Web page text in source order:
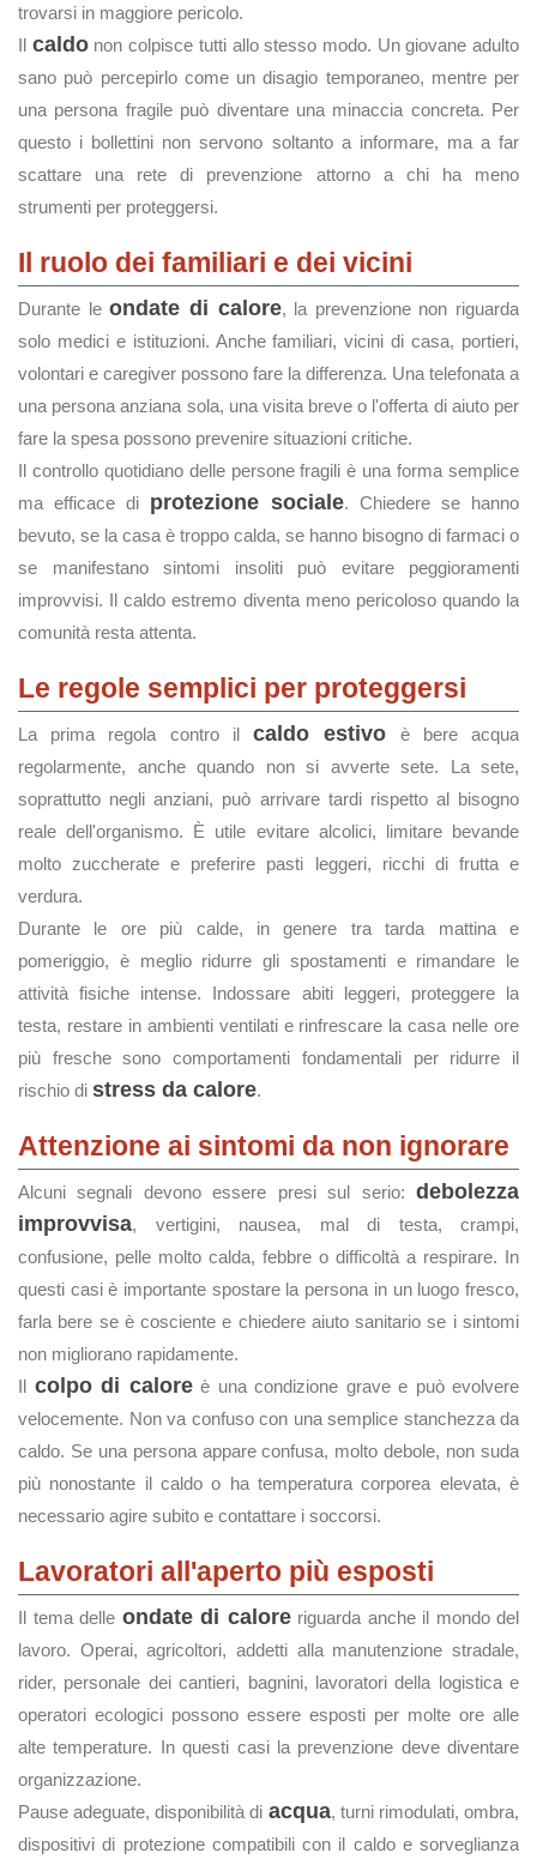
trovarsi in maggiore pericolo.
Il caldonon colpisce tutti allo stesso modo. Un giovane adulto
sano può percepirlo come un disagio temporaneo, mentre per
una persona fragile può diventare una minaccia concreta. Per
questo i bollettini non servono soltanto a informare, ma a far
scattare una rete di prevenzione attorno a chi ha meno
strumenti per proteggersi.
Il ruolo dei familiari e dei vicini
Durante leondate di calore, la prevenzione non riguarda
solo medici e istituzioni. Anche familiari, vicini di casa, portieri,
volontari e caregiver possono fare la differenza. Una telefonata a
una persona anziana sola, una visita breve o l'offerta di aiuto per
fare la spesa possono prevenire situazioni critiche.
Il controllo quotidiano delle persone fragili è una forma semplice
ma efficace di protezione sociale. Chiedere se hanno
bevuto, se la casa è troppo calda, se hanno bisogno di farmaci o
se manifestano sintomi insoliti può evitare peggioramenti
improvvisi. Il caldo estremo diventa meno pericoloso quando la
comunità resta attenta.
Le regole semplici per proteggersi
La prima regola contro ilcaldo estivo è bere acqua
regolarmente, anche quando non si avverte sete. La sete,
soprattutto negli anziani, può arrivare tardi rispetto al bisogno
reale dell'organismo. È utile evitare alcolici, limitare bevande
molto zuccherate e preferire pasti leggeri, ricchi di frutta e
verdura.
Durante le ore più calde, in genere tra tarda mattina e
pomeriggio, è meglio ridurre gli spostamenti e rimandare le
attività fisiche intense. Indossare abiti leggeri, proteggere la
testa, restare in ambienti ventilati e rinfrescare la casa nelle ore
più fresche sono comportamenti fondamentali per ridurre il
rischio di stress da calore.
Attenzione ai sintomi da non ignorare
Alcuni segnali devono essere presi sul serio: debolezza
improvvisa, vertigini, nausea, mal di testa, crampi,
confusione, pelle molto calda, febbre o difficoltà a respirare. In
questi casi è importante spostare la persona in un luogo fresco,
farla bere se è cosciente e chiedere aiuto sanitario se i sintomi
non migliorano rapidamente.
Il colpo di caloreè una condizione grave e può evolvere
velocemente. Non va confuso con una semplice stanchezza da
caldo. Se una persona appare confusa, molto debole, non suda
più nonostante il caldo o ha temperatura corporea elevata, è
necessario agire subito e contattare i soccorsi.
Lavoratori all'aperto più esposti
Il tema delle ondate di caloreriguarda anche il mondo del
lavoro. Operai, agricoltori, addetti alla manutenzione stradale,
rider, personale dei cantieri, bagnini, lavoratori della logistica e
operatori ecologici possono essere esposti per molte ore alle
alte temperature. In questi casi la prevenzione deve diventare
organizzazione.
Pause adeguate, disponibilità di acqua, turni rimodulati, ombra,
dispositivi di protezione compatibili con il caldo e sorveglianza